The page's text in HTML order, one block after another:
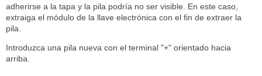
adherirse a la tapa y la pila podría no ser visible. En este caso,
extraiga el módulo de la llave electrónica con el fin de extraer la
pila.
Introduzca una pila nueva con el terminal "+" orientado hacia
arriba.